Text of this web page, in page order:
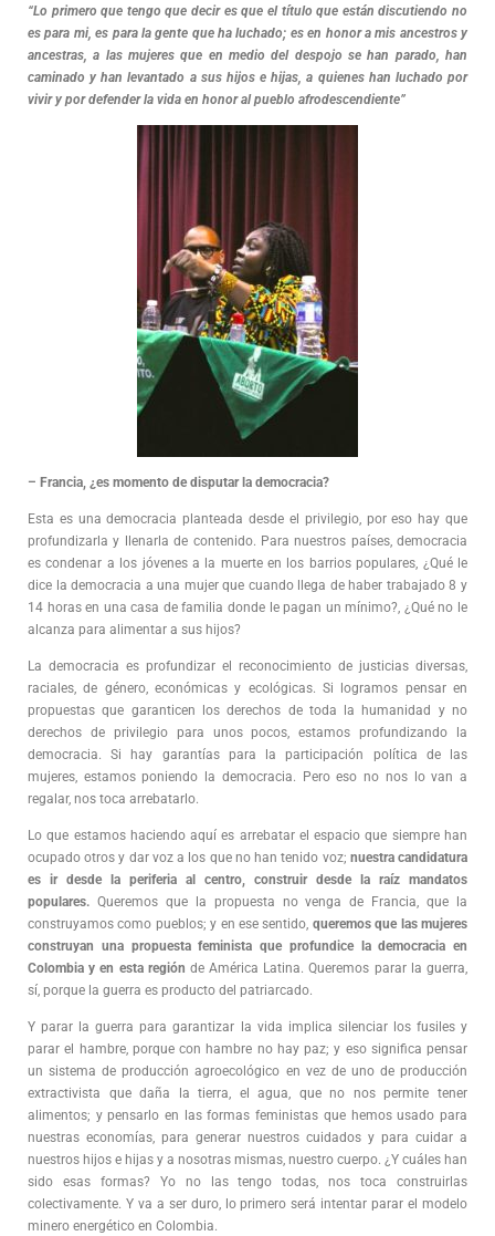
“Lo primero que tengo que decir es que el título que están discutiendo no
es para mi, es para la gente que ha luchado; es en honor a mis ancestros y
ancestras, a las mujeres que en medio del despojo se han parado, han
caminado y han levantado a sus hijos e hijas, a quienes han luchado por
vivir y por defender la vida en honor al pueblo afrodescendiente”
– Francia, ¿es momento de disputar la democracia?
Esta es una democracia planteada desde el privilegio, por eso hay que
profundizarla y llenarla de contenido. Para nuestros países, democracia
es condenar a los jóvenes a la muerte en los barrios populares, ¿Qué le
dice la democracia a una mujer que cuando llega de haber trabajado 8 y
14 horas en una casa de familia donde le pagan un mínimo?, ¿Qué no le
alcanza para alimentar a sus hijos?
La democracia es profundizar el reconocimiento de justicias diversas,
raciales, de género, económicas y ecológicas. Si logramos pensar en
propuestas que garanticen los derechos de toda la humanidad y no
derechos de privilegio para unos pocos, estamos profundizando la
democracia. Si hay garantías para la participación política de las
mujeres, estamos poniendo la democracia. Pero eso no nos lo van a
regalar, nos toca arrebatarlo.
Lo que estamos haciendo aquí es arrebatar el espacio que siempre han
ocupado otros y dar voz a los que no han tenido voz; nuestra candidatura
es ir desde la periferia al centro, construir desde la raíz mandatos
populares. Queremos que la propuesta no venga de Francia, que la
construyamos como pueblos; y en ese sentido, queremos que las mujeres
construyan una propuesta feminista que profundice la democracia en
Colombia y en esta región de América Latina. Queremos parar la guerra,
sí, porque la guerra es producto del patriarcado.
Y parar la guerra para garantizar la vida implica silenciar los fusiles y
parar el hambre, porque con hambre no hay paz; y eso significa pensar
un sistema de producción agroecológico en vez de uno de producción
extractivista que daña la tierra, el agua, que no nos permite tener
alimentos; y pensarlo en las formas feministas que hemos usado para
nuestras economías, para generar nuestros cuidados y para cuidar a
nuestros hijos e hijas y a nosotras mismas, nuestro cuerpo. ¿Y cuáles han
sido esas formas? Yo no las tengo todas, nos toca construirlas
colectivamente. Y va a ser duro, lo primero será intentar parar el modelo
minero energético en Colombia.